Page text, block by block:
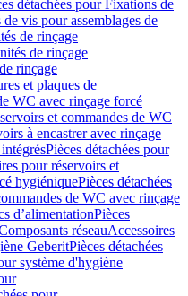
détachées pour Fixations de
de vis pour assemblages de
de rinçage
de rinçage
rinçage
et plaques de
WC avec rinçage forcé
et commandes de WC
à encastrer avec rinçage
Pièces détachées pour
pour réservoirs et
hygiéniquePièces détachées
de WC avec rinçage
d’alimentationPièces
réseauAccessoires
GeberitPièces détachées
système d'hygiène